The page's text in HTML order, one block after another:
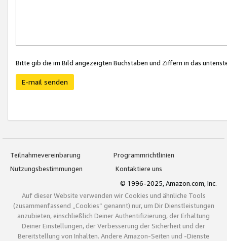
Bitte gib die im Bild angezeigten Buchstaben und Ziffern in das
E-mail senden
Teilnahmevereinbarung
Programmrichtlinien
Nutzungsbestimmungen
Kontaktiere uns
© 1996-2025, Amazon.com, Inc.
Auf dieser Website verwenden wir Cookies und ähnliche Tools
(zusammenfassend „Cookies“ genannt) nur, um Dir Dienstleistungen
anzubieten, einschließlich Deiner Authentifizierung, der Erhaltung
Deiner Einstellungen, der Verbesserung der Sicherheit und der
Bereitstellung von Inhalten. Andere Amazon-Seiten und -Dienste